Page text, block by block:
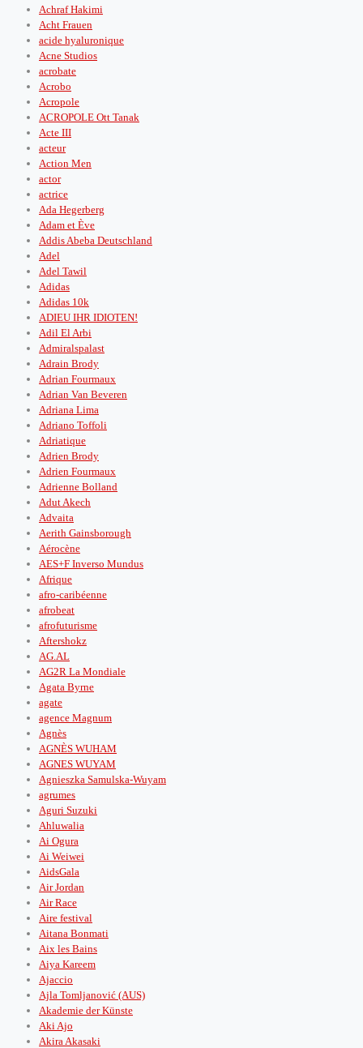
Achraf Hakimi
Acht Frauen
acide hyaluronique
Acne Studios
acrobate
Acrobo
Acropole
ACROPOLE Ott Tanak
Acte III
acteur
Action Men
actor
actrice
Ada Hegerberg
Adam et Ève
Addis Abeba Deutschland
Adel
Adel Tawil
Adidas
Adidas 10k
ADIEU IHR IDIOTEN!
Adil El Arbi
Admiralspalast
Adrain Brody
Adrian Fourmaux
Adrian Van Beveren
Adriana Lima
Adriano Toffoli
Adriatique
Adrien Brody
Adrien Fourmaux
Adrienne Bolland
Adut Akech
Advaita
Aerith Gainsborough
Aérocène
AES+F Inverso Mundus
Afrique
afro-caribéenne
afrobeat
afrofuturisme
Aftershokz
AG.AL
AG2R La Mondiale
Agata Byrne
agate
agence Magnum
Agnès
AGNÈS WUHAM
AGNES WUYAM
Agnieszka Samulska-Wuyam
agrumes
Aguri Suzuki
Ahluwalia
Ai Ogura
Ai Weiwei
AidsGala
Air Jordan
Air Race
Aire festival
Aitana Bonmati
Aix les Bains
Aiya Kareem
Ajaccio
Ajla Tomljanović (AUS)
Akademie der Künste
Aki Ajo
Akira Akasaki